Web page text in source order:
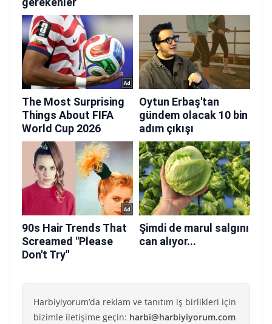
Harbiyiyorum’da reklam ve tanıtım iş birlikleri için
bizimle iletişime geçin: harbi@harbiyiyorum.com